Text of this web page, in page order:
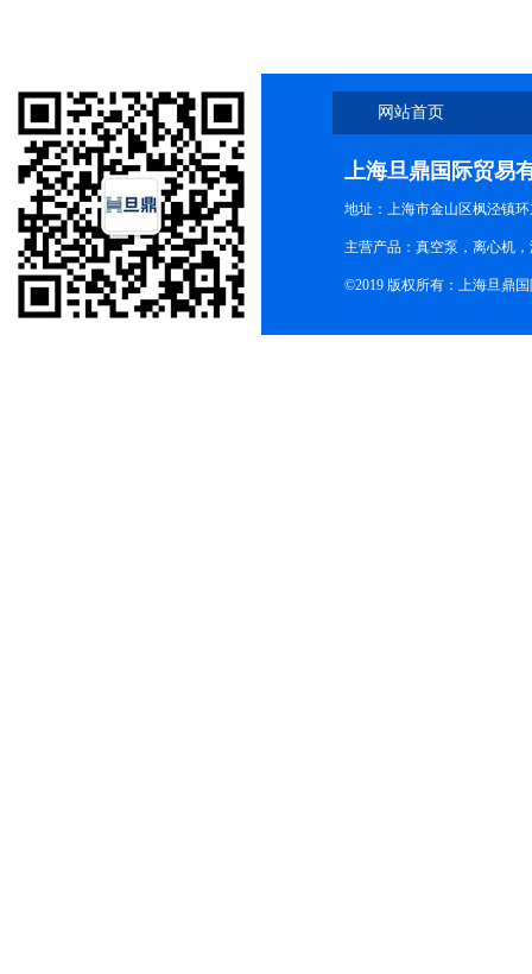
网站首页
上海旦鼎国际贸易
地址：上海市金山区枫泾镇
主营产品：真空泵，离心机
©2019 版权所有：上海旦鼎